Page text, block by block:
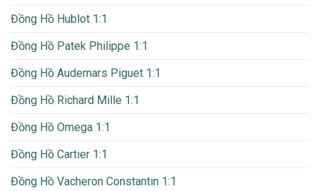
Đồng Hồ Hublot 1:1
Đồng Hồ Patek Philippe 1:1
Đồng Hồ Audemars Piguet 1:1
Đồng Hồ Richard Mille 1:1
Đồng Hồ Omega 1:1
Đồng Hồ Cartier 1:1
Đồng Hồ Vacheron Constantin 1:1